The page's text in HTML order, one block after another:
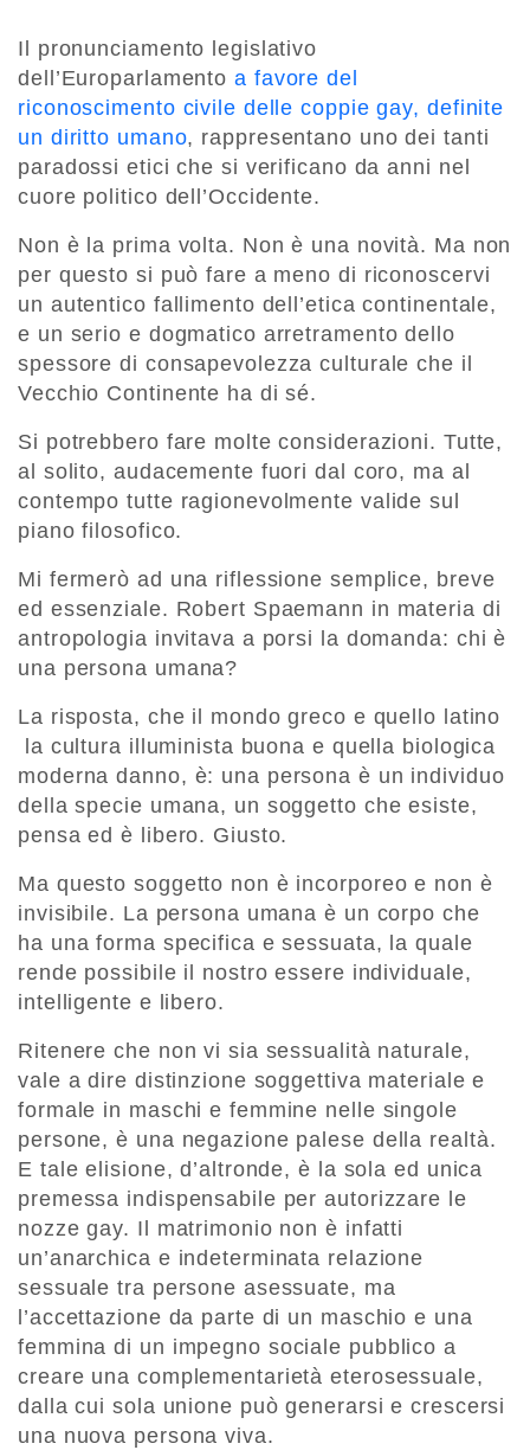
Il pronunciamento legislativo
dell’Europarlamento a favore del
riconoscimento civile delle coppie gay, definite
un diritto umano, rappresentano uno dei tanti
paradossi etici che si verificano da anni nel
cuore politico dell’Occidente.
Non è la prima volta. Non è una novità. Ma non
per questo si può fare a meno di riconoscervi
un autentico fallimento dell’etica continentale,
e un serio e dogmatico arretramento dello
spessore di consapevolezza culturale che il
Vecchio Continente ha di sé.
Si potrebbero fare molte considerazioni. Tutte,
al solito, audacemente fuori dal coro, ma al
contempo tutte ragionevolmente valide sul
piano filosofico.
Mi fermerò ad una riflessione semplice, breve
ed essenziale. Robert Spaemann in materia di
antropologia invitava a porsi la domanda: chi è
una persona umana?
La risposta, che il mondo greco e quello latino
la cultura illuminista buona e quella biologica
moderna danno, è: una persona è un individuo
della specie umana, un soggetto che esiste,
pensa ed è libero. Giusto.
Ma questo soggetto non è incorporeo e non è
invisibile. La persona umana è un corpo che
ha una forma specifica e sessuata, la quale
rende possibile il nostro essere individuale,
intelligente e libero.
Ritenere che non vi sia sessualità naturale,
vale a dire distinzione soggettiva materiale e
formale in maschi e femmine nelle singole
persone, è una negazione palese della realtà.
E tale elisione, d’altronde, è la sola ed unica
premessa indispensabile per autorizzare le
nozze gay. Il matrimonio non è infatti
un’anarchica e indeterminata relazione
sessuale tra persone asessuate, ma
l’accettazione da parte di un maschio e una
femmina di un impegno sociale pubblico a
creare una complementarietà eterosessuale,
dalla cui sola unione può generarsi e crescersi
una nuova persona viva.